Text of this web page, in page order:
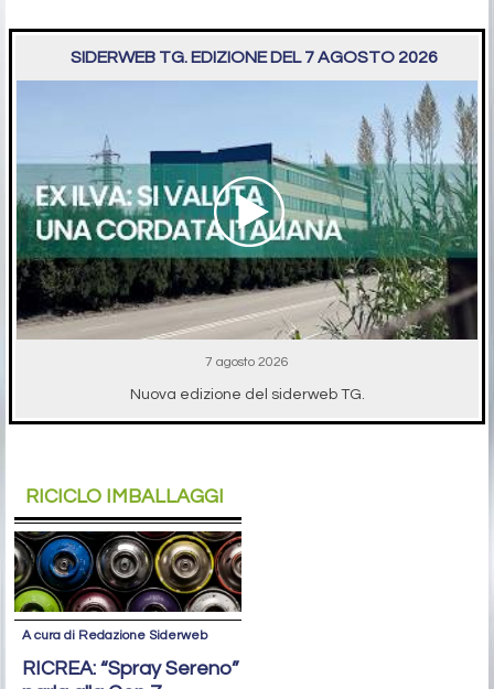
SIDERWEB TG. EDIZIONE DEL 7 AGOSTO 2026
7 agosto 2026
Nuova edizione del siderweb TG.
RICICLO IMBALLAGGI
A cura di Redazione Siderweb
RICREA: “Spray Sereno”